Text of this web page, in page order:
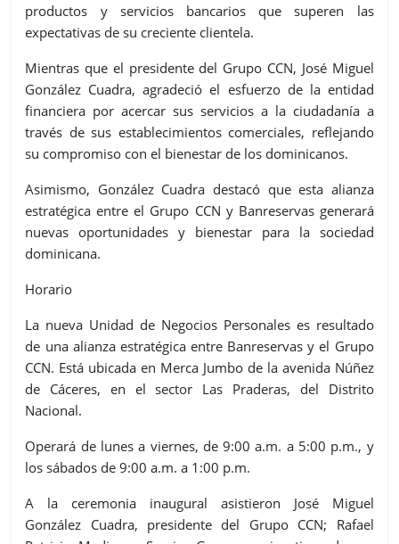
productos y servicios bancarios que superen las
expectativas de su creciente clientela.
Mientras que el presidente del Grupo CCN, José Miguel
González Cuadra, agradeció el esfuerzo de la entidad
financiera por acercar sus servicios a la ciudadanía a
través de sus establecimientos comerciales, reflejando
su compromiso con el bienestar de los dominicanos.
Asimismo, González Cuadra destacó que esta alianza
estratégica entre el Grupo CCN y Banreservas generará
nuevas oportunidades y bienestar para la sociedad
dominicana.
Horario
La nueva Unidad de Negocios Personales es resultado
de una alianza estratégica entre Banreservas y el Grupo
CCN. Está ubicada en Merca Jumbo de la avenida Núñez
de Cáceres, en el sector Las Praderas, del Distrito
Nacional.
Operará de lunes a viernes, de 9:00 a.m. a 5:00 p.m., y
los sábados de 9:00 a.m. a 1:00 p.m.
A la ceremonia inaugural asistieron José Miguel
González Cuadra, presidente del Grupo CCN; Rafael